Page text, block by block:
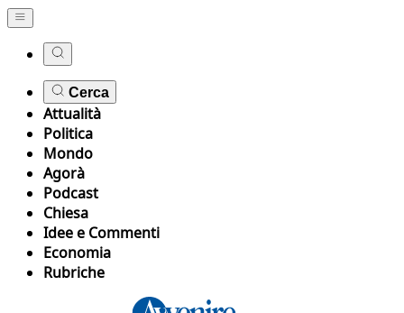
Cerca
Attualità
Politica
Mondo
Agorà
Podcast
Chiesa
Idee e Commenti
Economia
Rubriche